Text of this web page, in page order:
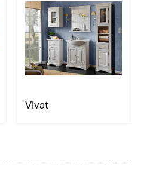
Vivat